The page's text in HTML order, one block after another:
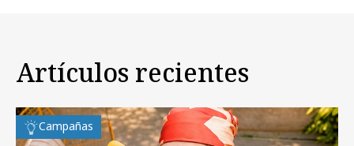
Artículos recientes
Campañas